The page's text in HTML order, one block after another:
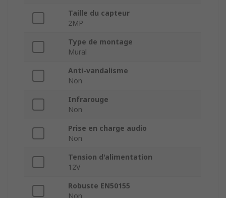
Taille du capteur
2MP
Type de montage
Mural
Anti-vandalisme
Non
Infrarouge
Non
Prise en charge audio
Non
Tension d'alimentation
12V
Robuste EN50155
Non